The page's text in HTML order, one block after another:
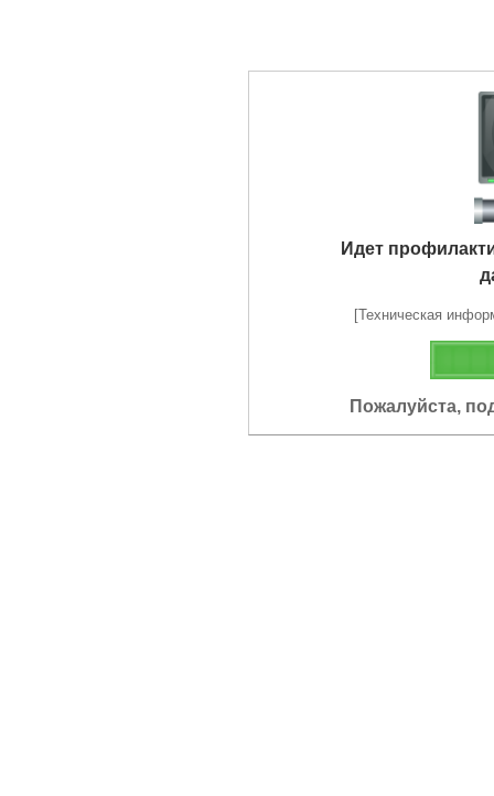
Идет
[Техническая
Пожалуйста,